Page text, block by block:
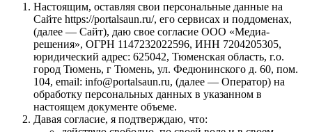
Настоящим, оставляя свои персональные данные на
Сайте https://portalsaun.ru/, его сервисах и поддоменах,
(далее — Сайт), даю свое согласие ООО «Медиа-
решения», ОГРН 1147232022596, ИНН 7204205305,
юридический адрес: 625042, Тюменская область, г.о.
город Тюмень, г Тюмень, ул. Федюнинского д. 60, пом.
104, email: info@portalsaun.ru, (далее — Оператор) на
обработку персональных данных в указанном в
настоящем документе объеме.
Давая согласие, я подтверждаю, что: